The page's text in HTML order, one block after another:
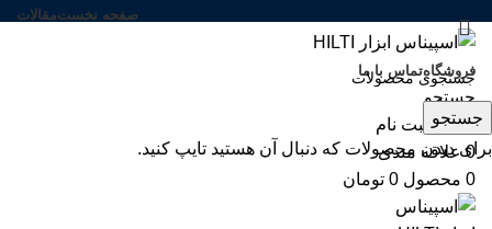
صفحه نخستمقالات
فروشگاهتماس با ما
جستجو
ورود / ثبت نام
0 علاقه مندی
0 محصول 0 تومان
-6%
بزرگنمایی تصویر
جستجو
برای دیدن محصولات که دنبال آن هستید تایپ کنید.